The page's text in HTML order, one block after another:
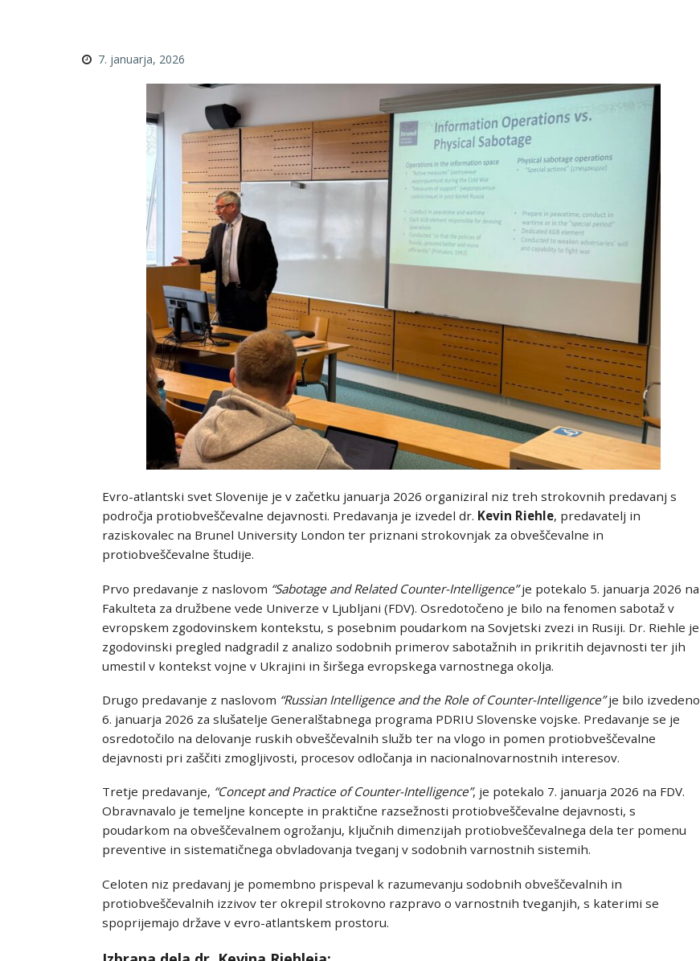
7. januarja, 2026
Evro-atlantski svet Slovenije je v začetku januarja 2026 organiziral niz treh strokovnih predavanj s
področja protiobveščevalne dejavnosti. Predavanja je izvedel dr. Kevin Riehle, predavatelj in
raziskovalec na Brunel University London ter priznani strokovnjak za obveščevalne in
protiobveščevalne študije.
Prvo predavanje z naslovom “Sabotage and Related Counter-Intelligence”je potekalo 5. januarja 2026 na
Fakulteta za družbene vede Univerze v Ljubljani (FDV). Osredotočeno je bilo na fenomen sabotaž v
evropskem zgodovinskem kontekstu, s posebnim poudarkom na Sovjetski zvezi in Rusiji. Dr. Riehle je
zgodovinski pregled nadgradil z analizo sodobnih primerov sabotažnih in prikritih dejavnosti ter jih
umestil v kontekst vojne v Ukrajini in širšega evropskega varnostnega okolja.
Drugo predavanje z naslovom “Russian Intelligence and the Role of Counter-Intelligence”je bilo izvedeno
6. januarja 2026 za slušatelje Generalštabnega programa PDRIU Slovenske vojske. Predavanje se je
osredotočilo na delovanje ruskih obveščevalnih služb ter na vlogo in pomen protiobveščevalne
dejavnosti pri zaščiti zmogljivosti, procesov odločanja in nacionalnovarnostnih interesov.
Tretje predavanje, “Concept and Practice of Counter-Intelligence”, je potekalo 7. januarja 2026 na FDV.
Obravnavalo je temeljne koncepte in praktične razsežnosti protiobveščevalne dejavnosti, s
poudarkom na obveščevalnem ogrožanju, ključnih dimenzijah protiobveščevalnega dela ter pomenu
preventive in sistematičnega obvladovanja tveganj v sodobnih varnostnih sistemih.
Celoten niz predavanj je pomembno prispeval k razumevanju sodobnih obveščevalnih in
protiobveščevalnih izzivov ter okrepil strokovno razpravo o varnostnih tveganjih, s katerimi se
spoprijemajo države v evro-atlantskem prostoru.